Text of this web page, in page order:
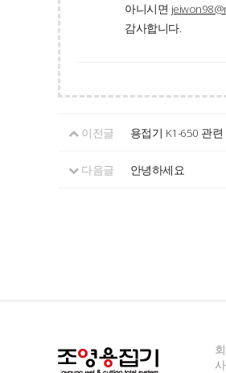
아니시면
감사합니다.
이전글 용접기 K1-650 관
다음글 안녕하세요